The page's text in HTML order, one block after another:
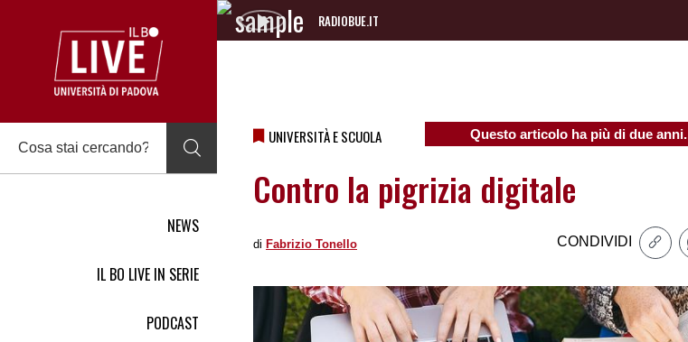
NEWS
IL BO LIVE IN SERIE
PODCAST
RADIOBUE.IT
Audio
UNIVERSITÀ E SCUOLA Questo articolo ha più di due anni.
Contro la pigrizia digitale
di Fabrizio Tonello CONDIVIDI